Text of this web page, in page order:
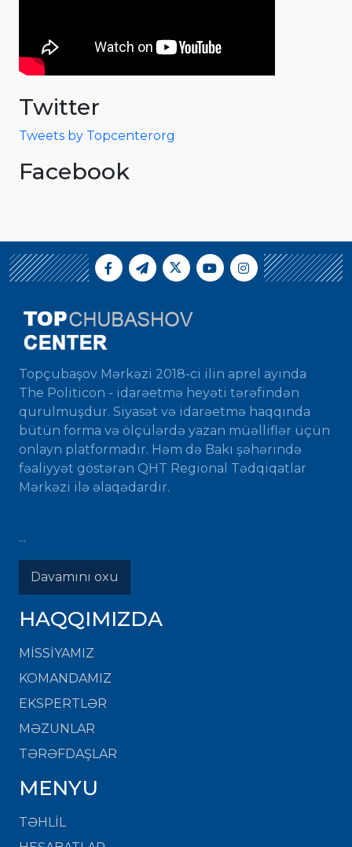
Twitter
Tweets by Topcenterorg
Facebook
Topçubaşov Mərkəzi 2018-ci ilin aprel ayında
The Politicon - idarəetmə heyəti tərəfindən
qurulmuşdur. Siyasət və idarəetmə haqqında
bütün forma və ölçülərdə yazan müəlliflər üçün
onlayn platformadır. Həm də Bakı şəhərində
fəaliyyət göstərən QHT Regional Tədqiqatlar
Mərkəzi ilə əlaqədardır.
...
Davamını oxu
HAQQIMIZDA
MISSIYAMIZ
KOMANDAMIZ
EKSPERTLƏR
MƏZUNLAR
TƏRƏFDAŞLAR
MENYU
TƏHLİL